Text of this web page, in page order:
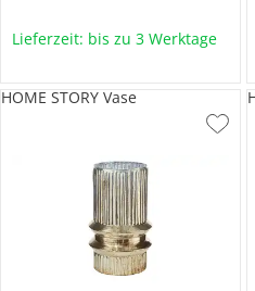
Lieferzeit: bis zu 3 Werktage
HOME STORY Vase